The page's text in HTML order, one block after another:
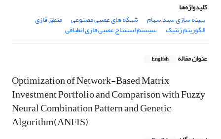
کلیدواژه‌ها
بهینه سازی سبد سهام
شبکه های عصبی مصنوعی منطق فازی
الگوریتم ژنتیک سیستم استنتاج عصبی فازی انطباقی
عنوان مقاله English
Optimization of Network-Based Matrix
Investment Portfolio and Comparison with Fuzzy
Neural Combination Pattern and Genetic
Algorithm(ANFIS)